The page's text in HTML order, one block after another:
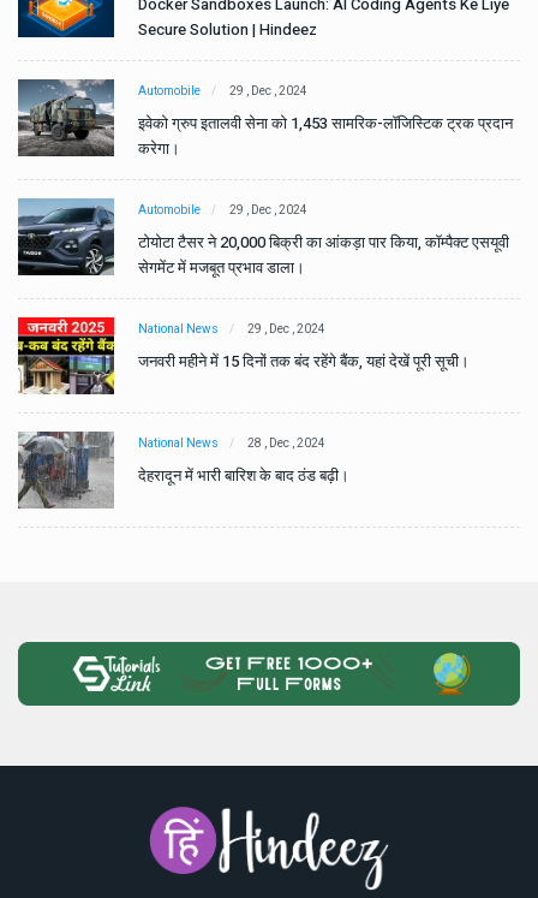
Secure Solution | Hindeez
Automobile 29 , Dec , 2024
इवेको ग्रुप इतालवी सेना को 1,453 सामरिक-लॉजिस्टिक ट्रक प्रदान
करेगा।
Automobile 29 , Dec , 2024
टोयोटा टैसर ने 20,000 बिक्री का आंकड़ा पार किया, कॉम्पैक्ट एसयूवी
सेगमेंट में मजबूत प्रभाव डाला।
National News 29 , Dec , 2024
जनवरी महीने में 15 दिनों तक बंद रहेंगे बैंक, यहां देखें पूरी सूची।
National News 28 , Dec , 2024
देहरादून में भारी बारिश के बाद ठंड बढ़ी।